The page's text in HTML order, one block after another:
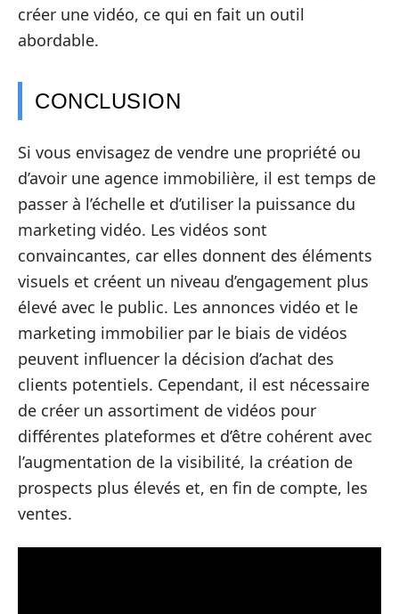
créer une vidéo, ce qui en fait un outil
abordable.
CONCLUSION
Si vous envisagez de vendre une propriété ou
d’avoir une agence immobilière, il est temps de
passer à l’échelle et d’utiliser la puissance du
marketing vidéo. Les vidéos sont
convaincantes, car elles donnent des éléments
visuels et créent un niveau d’engagement plus
élevé avec le public. Les annonces vidéo et le
marketing immobilier par le biais de vidéos
peuvent influencer la décision d’achat des
clients potentiels. Cependant, il est nécessaire
de créer un assortiment de vidéos pour
différentes plateformes et d’être cohérent avec
l’augmentation de la visibilité, la création de
prospects plus élevés et, en fin de compte, les
ventes.